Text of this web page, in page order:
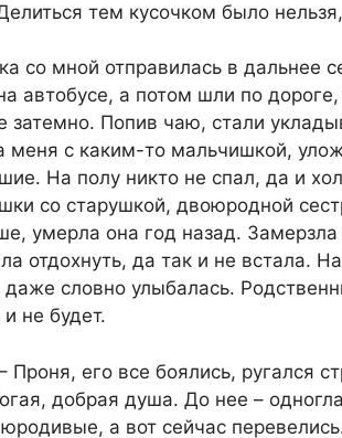
тем кусочком было
со мной отправилась в дальнее
автобусе, а потом шли по
затемно. Попив чаю, стали
меня с каким-то мальчишкой,
На полу никто не спал, да и
со старушкой, двоюродной
умерла она год назад.
отдохнуть, да так и не встала.
словно улыбалась.
не будет.
его все боялись, ругался
добрая душа. До нее –
а вот сейчас